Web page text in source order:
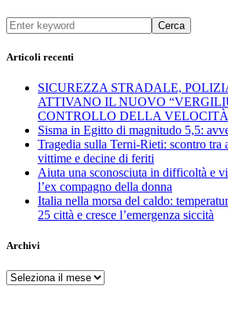
Cerca
Articoli recenti
SICUREZZA STRADALE,
ATTIVANO IL NUOVO
CONTROLLO DELLA
Sisma in Egitto di magnitudo 5,5:
Tragedia sulla Terni-Rieti: scontro tra
vittime e decine di feriti
Aiuta una sconosciuta in difficoltà e
l’ex compagno della donna
Italia nella morsa del caldo:
25 città e cresce l’emergenza siccità
Archivi
Archivi